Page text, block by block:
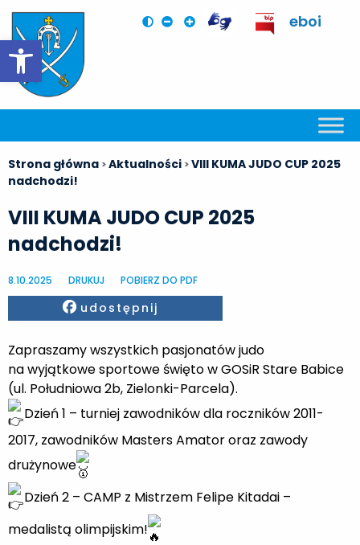
Otwórz pasek narzędzi
eboi
Strona główna >Aktualności >VIII KUMA JUDO CUP 2025
nadchodzi!
VIII KUMA JUDO CUP 2025
nadchodzi!
8.10.2025 DRUKUJ POBIERZ DO PDF
Facebook
udostępnij
Zapraszamy wszystkich pasjonatów judo
na wyjątkowe sportowe święto w GOSiR Stare Babice
(ul. Południowa 2b, Zielonki-Parcela).
Dzień 1 – turniej zawodników dla roczników 2011-
2017, zawodników Masters Amator oraz zawody
drużynowe
Dzień 2 – CAMP z Mistrzem Felipe Kitadai –
medalistą olimpijskim!